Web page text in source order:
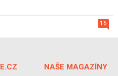
16
NAŠE MAGAZÍNY